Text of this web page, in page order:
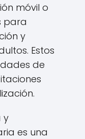
móvil o
para
y
Estos
de
y
es una